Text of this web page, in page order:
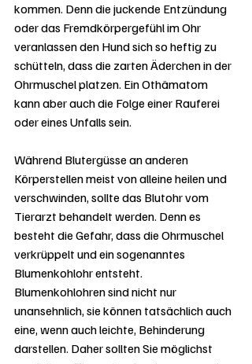
kommen. Denn die juckende Entzündung
oder das Fremdkörpergefühl im Ohr
veranlassen den Hund sich so heftig zu
schütteln, dass die zarten Äderchen in der
Ohrmuschel platzen. Ein Othämatom
kann aber auch die Folge einer Rauferei
oder eines Unfalls sein.
Während Blutergüsse an anderen
Körperstellen meist von alleine heilen und
verschwinden, sollte das Blutohr vom
Tierarzt behandelt werden. Denn es
besteht die Gefahr, dass die Ohrmuschel
verkrüppelt und ein sogenanntes
Blumenkohlohr entsteht.
Blumenkohlohren sind nicht nur
unansehnlich, sie können tatsächlich auch
eine, wenn auch leichte, Behinderung
darstellen. Daher sollten Sie möglichst